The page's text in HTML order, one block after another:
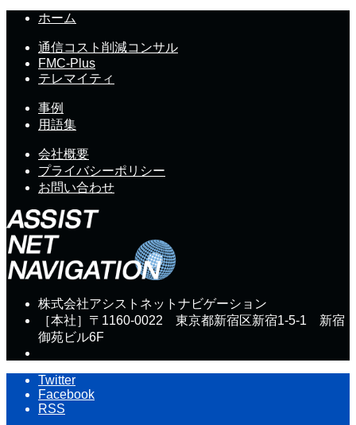
ホーム
通信コスト削減コンサル
FMC-Plus
テレマイティ
事例
用語集
会社概要
プライバシーポリシー
お問い合わせ
株式会社アシストネットナビゲーション
［本社］〒1160-0022 東京都新宿区新宿1-5-1 新宿
御苑ビル6F
Twitter
Facebook
RSS